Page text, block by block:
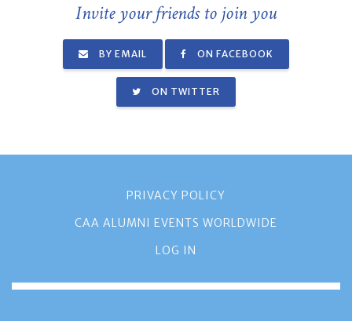
Invite your friends to join you
BY EMAIL ON FACEBOOK
ON TWITTER
PRIVACY POLICY
CAA ALUMNI EVENTS WORLDWIDE
LOG IN